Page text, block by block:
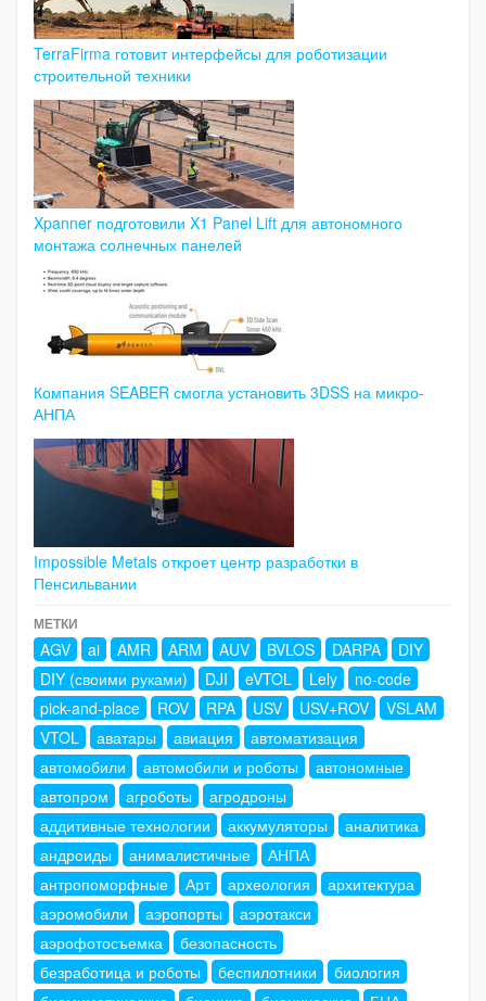
TerraFirma готовит интерфейсы для роботизации
строительной техники
Xpanner подготовили X1 Panel Lift для автономного
монтажа солнечных панелей
Компания SEABER смогла установить 3DSS на микро-
АНПА
Impossible Metals откроет центр разработки в
Пенсильвании
МЕТКИ
AGV ai AMR ARM AUV BVLOS DARPA
DIY
DIY (своими руками)
DJI eVTOL Lely
no-code
pick-and-place
ROV RPA USV USV+ROV
VSLAM
VTOL
аватары авиация
автоматизация
автомобили
автомобили и роботы
автономные
автопром
агроботы
агродроны
аддитивные технологии
аккумуляторы
аналитика
андроиды
анималистичные
АНПА
антропоморфные
Арт археология
архитектура
аэромобили
аэропорты
аэротакси
аэрофотосъемка
безопасность
безработица и роботы
беспилотники
биология